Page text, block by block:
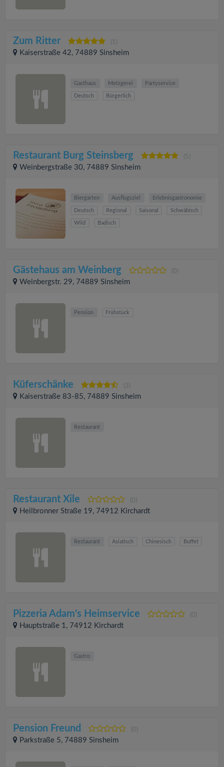
Zum Ritter (1)
Kaiserstraße 42, 74889 Sinsheim
Gasthaus Metzgerei Partyservice
Deutsch Bürgerlich
Restaurant Burg Steinsberg (5)
Weinbergstraße 30, 74889 Sinsheim
Biergarten Ausflugsziel Erlebnisgastronomie
Deutsch Regional Saisonal Schwäbisch
Wild Badisch
Gästehaus am Weinberg (0)
Weinbergstr. 29, 74889 Sinsheim
Pension Frühstück
Küferschänke (3)
Kaiserstraße 83-85, 74889 Sinsheim
Restaurant
Restaurant Xile (0)
Heilbronner Straße 19, 74912 Kirchardt
Restaurant Asiatisch Chinesisch Buffet
Pizzeria Adam's Heimservice (0)
Hauptstraße 1, 74912 Kirchardt
Gastro
Pension Freund (0)
Parkstraße 5, 74889 Sinsheim